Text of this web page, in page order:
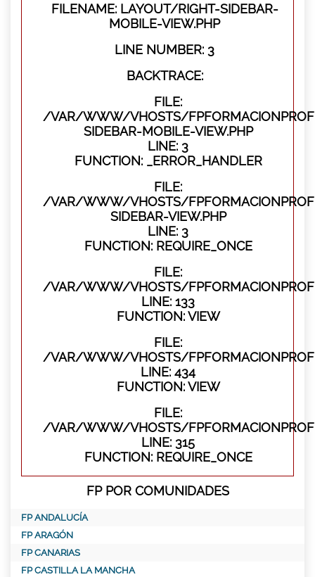
FILENAME: LAYOUT/RIGHT-SIDEBAR-
MOBILE-VIEW.PHP
LINE NUMBER: 3
BACKTRACE:
FILE:
/VAR/WWW/VHOSTS/
SIDEBAR-MOBILE-VIEW.PHP
LINE: 3
FUNCTION: _ERROR_HANDLER
FILE:
/VAR/WWW/VHOSTS/
SIDEBAR-VIEW.PHP
LINE: 3
FUNCTION: REQUIRE_ONCE
FILE:
/VAR/WWW/VHOSTS/
LINE: 133
FUNCTION: VIEW
FILE:
/VAR/WWW/VHOSTS/
LINE: 434
FUNCTION: VIEW
FILE:
/VAR/WWW/VHOSTS/
LINE: 315
FUNCTION: REQUIRE_ONCE
FP POR COMUNIDADES
FP ANDALUCÍA
FP ARAGÓN
FP CANARIAS
FP CASTILLA LA MANCHA